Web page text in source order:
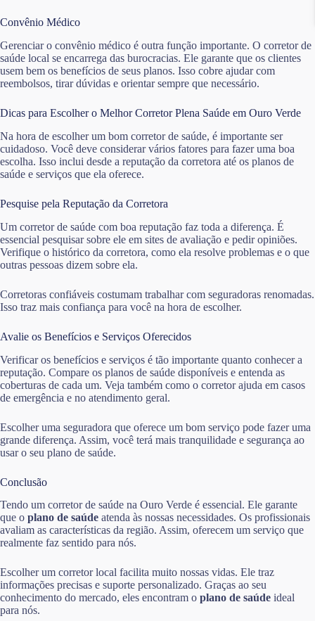
Convênio Médico
Gerenciar o convênio médico é outra função importante. O corretor de
saúde local se encarrega das burocracias. Ele garante que os clientes
usem bem os benefícios de seus planos. Isso cobre ajudar com
reembolsos, tirar dúvidas e orientar sempre que necessário.
Dicas para Escolher o Melhor Corretor Plena Saúde em Ouro Verde
Na hora de escolher um bom corretor de saúde, é importante ser
cuidadoso. Você deve considerar vários fatores para fazer uma boa
escolha. Isso inclui desde a reputação da corretora até os planos de
saúde e serviços que ela oferece.
Pesquise pela Reputação da Corretora
Um corretor de saúde com boa reputação faz toda a diferença. É
essencial pesquisar sobre ele em sites de avaliação e pedir opiniões.
Verifique o histórico da corretora, como ela resolve problemas e o que
outras pessoas dizem sobre ela.
Corretoras confiáveis costumam trabalhar com seguradoras renomadas.
Isso traz mais confiança para você na hora de escolher.
Avalie os Benefícios e Serviços Oferecidos
Verificar os benefícios e serviços é tão importante quanto conhecer a
reputação. Compare os planos de saúde disponíveis e entenda as
coberturas de cada um. Veja também como o corretor ajuda em casos
de emergência e no atendimento geral.
Escolher uma seguradora que oferece um bom serviço pode fazer uma
grande diferença. Assim, você terá mais tranquilidade e segurança ao
usar o seu plano de saúde.
Conclusão
Tendo um corretor de saúde na Ouro Verde é essencial. Ele garante
que o plano de saúde atenda às nossas necessidades. Os profissionais
avaliam as características da região. Assim, oferecem um serviço que
realmente faz sentido para nós.
Escolher um corretor local facilita muito nossas vidas. Ele traz
informações precisas e suporte personalizado. Graças ao seu
conhecimento do mercado, eles encontram o plano de saúde ideal
para nós.